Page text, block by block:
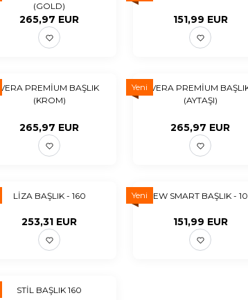
(GOLD)
265,97 EUR 151,99 EUR
VERA PREMİUM BAŞLIK
(KROM)
265,97 EUR
Yeni VERA PREMİUM
(AYTAŞI)
265,97 EUR
LİZA BAŞLIK - 160
253,31 EUR
YeniNEW SMART BAŞLIK -
151,99 EUR
STİL BAŞLIK 160